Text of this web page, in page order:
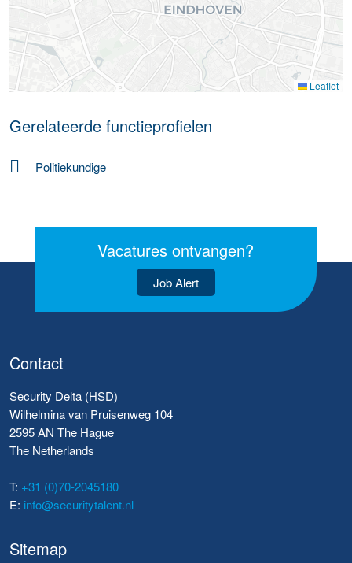
Leaflet
Gerelateerde functieprofielen
Politiekundige
Vacatures ontvangen?
Job Alert
Contact
Security Delta (HSD)
Wilhelmina van Pruisenweg 104
2595 AN The Hague
The Netherlands
T: +31 (0)70-2045180
E: info@securitytalent.nl
Sitemap